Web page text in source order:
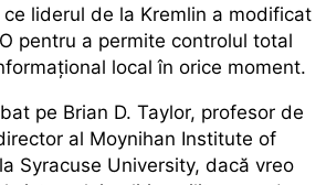
liderul de la Kremlin a modificat
pentru a permite controlul total
local în orice moment.
pe Brian D. Taylor, profesor de
al Moynihan Institute of
Syracuse University, dacă vreo